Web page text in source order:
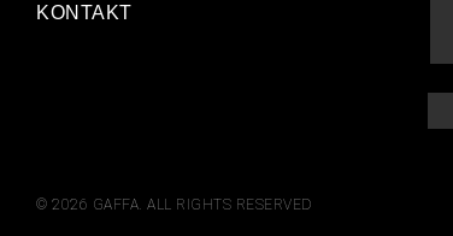
KONTAKT
© 2026 GAFFA. ALL RIGHTS RESERVED